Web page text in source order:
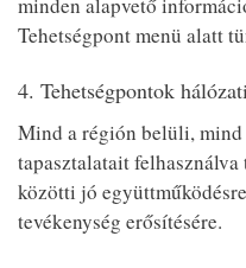
minden alapvető
Tehetségpont menü alatt
4. Tehetségpontok
Mind a régión belüli,
tapasztalatait
közötti jó
tevékenység erősítésére.